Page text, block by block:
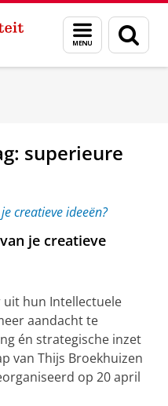
Menu
en
zoeken
Innovation Management &
superieure
je creatieve
hun Intellectuele
aandacht te
én strategische inzet
van Thijs Broekhuizen
op 20 april